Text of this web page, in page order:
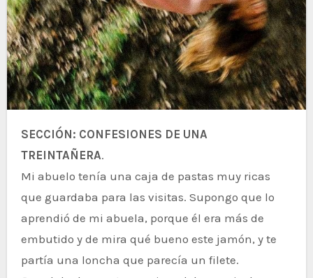
SECCIÓN: CONFESIONES DE UNA
TREINTAÑERA.
Mi abuelo tenía una caja de pastas muy ricas
que guardaba para las visitas. Supongo que lo
aprendió de mi abuela, porque él era más de
embutido y de mira qué bueno este jamón, y te
partía una loncha que parecía un filete.